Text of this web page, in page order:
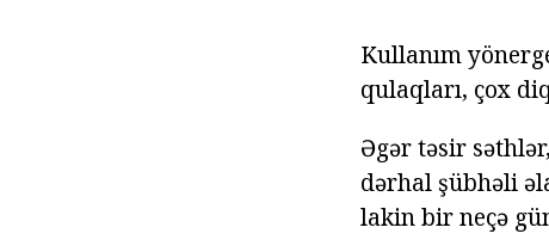
Kullanım
qulaqları, çox
Əgər təsir
dərhal şübhəli
lakin bir neçə